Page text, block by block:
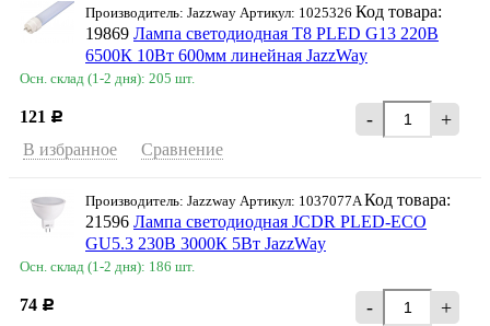
Производитель: Jazzway Артикул: 1025326 Код товара:
19869 Лампа светодиодная T8 PLED G13 220В
6500К 10Вт 600мм линейная JazzWay
Осн. склад (1-2 дня): 205 шт.
121 Р - +
В избранное Сравнение
Производитель: Jazzway Артикул: 1037077A Код товара:
21596 Лампа светодиодная JCDR PLED-ECO
GU5.3 230В 3000К 5Вт JazzWay
Осн. склад (1-2 дня): 186 шт.
74 Р - +